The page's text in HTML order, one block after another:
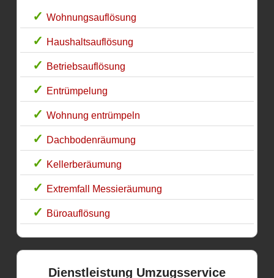
Wohnungsauflösung
Haushaltsauflösung
Betriebsauflösung
Entrümpelung
Wohnung entrümpeln
Dachbodenräumung
Kellerberäumung
Extremfall Messieräumung
Büroauflösung
Dienstleistung Umzugsservice